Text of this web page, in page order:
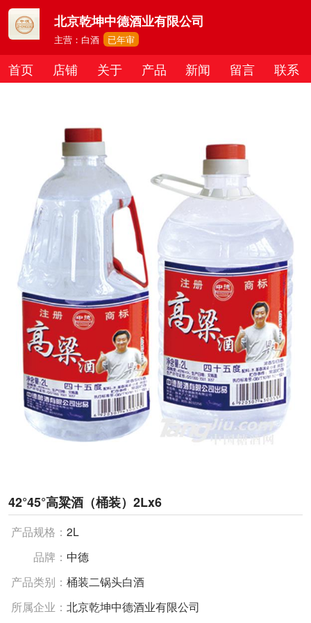
北京乾坤中德酒业有限公司
主营：白酒 已年审
首页 店铺 关于 产品 新闻 留言 联系
42°45°高粱酒（桶装）2Lx6
产品规格： 2L
品牌： 中德
产品类别： 桶装二锅头白酒
所属企业： 北京乾坤中德酒业有限公司